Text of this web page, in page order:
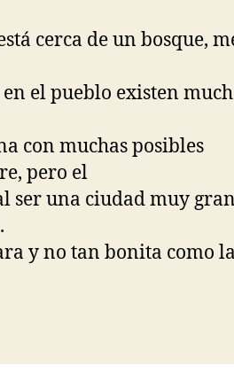
cerca de un bosque,
el pueblo existen
con muchas posibles
pero el
ser una ciudad muy
y no tan bonita como